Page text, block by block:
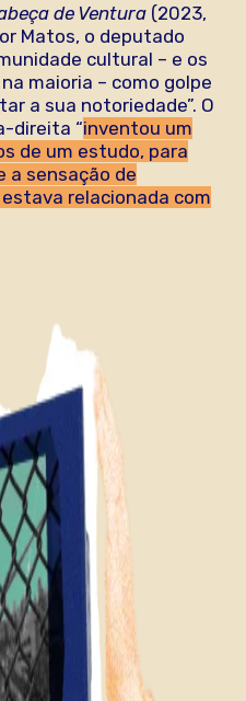
de Ventura (2023,
Matos, o deputado
cultural – e os
maioria – como golpe
a sua notoriedade”. O
direita “inventou um
de um estudo, para
a sensação de
relacionada com